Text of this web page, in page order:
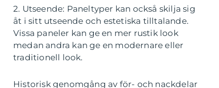
2. Utseende: Paneltyper kan också skilja sig
åt i sitt utseende och estetiska tilltalande.
Vissa paneler kan ge en mer rustik look
medan andra kan ge en modernare eller
traditionell look.
Historisk genomgång av för- och nackdelar